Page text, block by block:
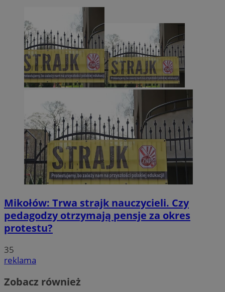
Mikołów: Trwa strajk nauczycieli. Czy
pedagodzy otrzymają pensje za okres
protestu?
35
reklama
Zobacz również